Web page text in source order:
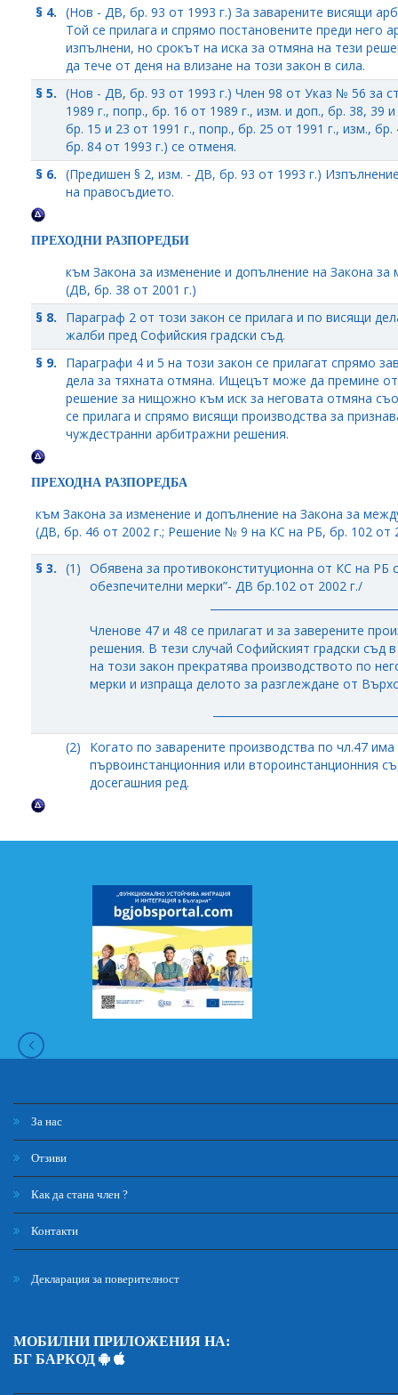
§ 4. (Нов - ДВ, бр. 93 от 1993 г.) За заварените висящи
Той се прилага и спрямо постановените преди него
изпълнени, но срокът на иска за отмяна на тези
да тече от деня на влизане на този закон в сила.
§ 5. (Нов - ДВ, бр. 93 от 1993 г.) Член 98 от Указ № 56 за
1989 г., попр., бр. 16 от 1989 г., изм. и доп., бр. 38, 39
бр. 15 и 23 от 1991 г., попр., бр. 25 от 1991 г., изм.,
бр. 84 от 1993 г.) се отменя.
§ 6. (Предишен § 2, изм. - ДВ, бр. 93 от 1993 г.)
на правосъдието.
ПРЕХОДНИ РАЗПОРЕДБИ
към Закона за изменение и допълнение на Закона
(ДВ, бр. 38 от 2001 г.)
§ 8.
Параграф 2 от този закон се прилага и по висящи
жалби пред Софийския градски съд.
§ 9.
Параграфи 4 и 5 на този закон се прилагат спрямо
дела за тяхната отмяна. Ищецът може да премине
решение за нищожно към иск за неговата отмяна
се прилага и спрямо висящи производства за
чуждестранни арбитражни решения.
ПРЕХОДНА РАЗПОРЕДБА
към Закона за изменение и допълнение на Закона за
(ДВ, бр. 46 от 2002 г.; Решение № 9 на КС на РБ, бр. 102 от
§ 3. (1) Обявена за противоконституционна от КС на РБ
обезпечителни мерки”- ДВ бр.102 от 2002 г./
Членове 47 и 48 се прилагат и за заверените
решения. В тези случай Софийският градски съд
на този закон прекратява производството по
мерки и изпраща делото за разглеждане от
(2)
Когато по заварените производства по чл.47
първоинстанционния или второинстанционния
досегашния ред.
За нас
Отзиви
Как да стана член ?
Контакти
Декларация за поверителност
МОБИЛНИ ПРИЛОЖЕНИЯ НА:
БГ БАРКОД